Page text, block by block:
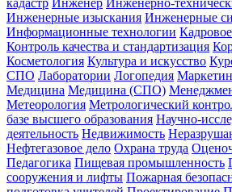
кадастр Инженер Инженерно-
Инженерные изыскания Инженерные
Информационные технологии
Контроль качества и стандартизация
Косметология Культура и искусство
СПО Лаборатории Логопедия
Медицина Медицина (СПО)
Метеорология Метрологический
базе высшего образования Научно-
деятельность Недвижимость
Нефтегазовое дело Охрана труда
Педагогика Пищевая промышленность
сооружения и лифты Пожарная